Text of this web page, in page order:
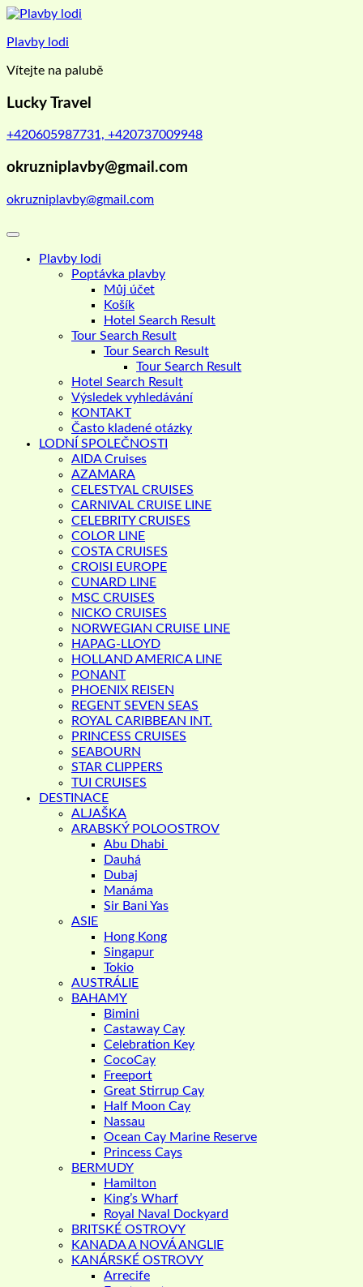
Skip
content
Plavby lodi
Vítejte na palubě
Lucky Travel
+420605987731, +420737009948
okruzniplavby@gmail.com
okruzniplavby@gmail.com
Plavby lodi
Poptávka plavby
Můj účet
Košík
Hotel Search Result
Tour Search Result
Tour Search Result
Tour Search Result
Hotel Search Result
Výsledek vyhledávání
KONTAKT
Často kladené otázky
LODNÍ SPOLEČNOSTI
AIDA Cruises
AZAMARA
CELESTYAL CRUISES
CARNIVAL CRUISE LINE
CELEBRITY CRUISES
COLOR LINE
COSTA CRUISES
CROISI EUROPE
CUNARD LINE
MSC CRUISES
NICKO CRUISES
NORWEGIAN CRUISE LINE
HAPAG-LLOYD
HOLLAND AMERICA LINE
PONANT
PHOENIX REISEN
REGENT SEVEN SEAS
ROYAL CARIBBEAN INT.
PRINCESS CRUISES
SEABOURN
STAR CLIPPERS
TUI CRUISES
DESTINACE
ALJAŠKA
ARABSKÝ POLOOSTROV
Abu Dhabi
Dauhá
Dubaj
Manáma
Sir Bani Yas
ASIE
Hong Kong
Singapur
Tokio
AUSTRÁLIE
BAHAMY
Bimini
Castaway Cay
Celebration Key
CocoCay
Freeport
Great Stirrup Cay
Half Moon Cay
Nassau
Ocean Cay Marine Reserve
Princess Cays
BERMUDY
Hamilton
King’s Wharf
Royal Naval Dockyard
BRITSKÉ OSTROVY
KANADA A NOVÁ ANGLIE
KANÁRSKÉ OSTROVY
Arrecife